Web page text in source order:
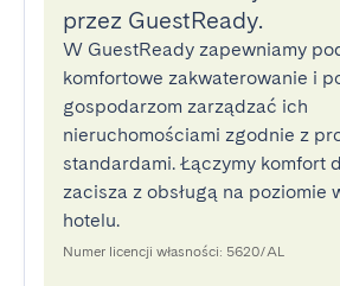
przez GuestReady.
W GuestReady zapewniamy
komfortowe zakwaterowanie i
gospodarzom zarządzać ich
nieruchomościami zgodnie z
standardami. Łączymy komfort
zacisza z obsługą na poziomie
hotelu.
Numer licencji własności: 5620/AL